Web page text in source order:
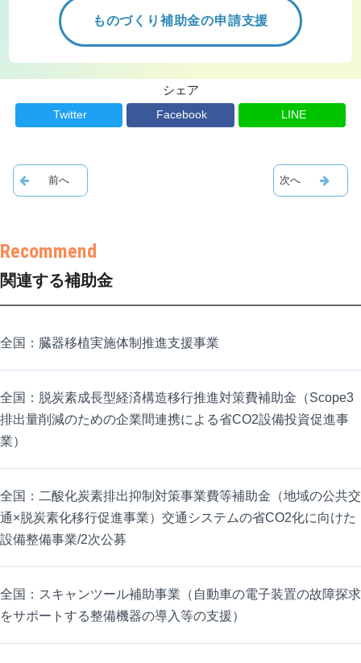
ものづくり補助金の申請支援
シェア
Twitter Facebook LINE
関連する補助金
全国：臓器移植実施体制推進支援事業
全国：脱炭素成長型経済構造移行推進対策費補助金（Scope3
排出量削減のための企業間連携による省CO2設備投資促進事
業）
全国：二酸化炭素排出抑制対策事業費等補助金（地域の公共交
通×脱炭素化移行促進事業）交通システムの省CO2化に向けた
設備整備事業/2次公募
全国：スキャンツール補助事業（自動車の電子装置の故障探求
をサポートする整備機器の導入等の支援）